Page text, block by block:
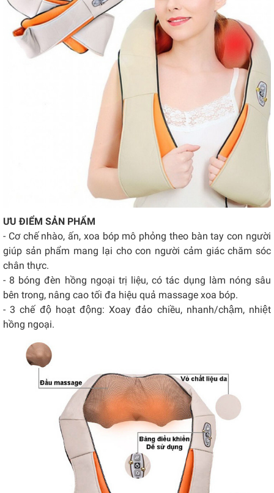
ƯU ĐIỂM SẢN PHẨM
- Cơ chế nhào, ấn, xoa bóp mô phỏng theo bàn tay con người
giúp sản phẩm mang lại cho con người cảm giác chăm sóc
chân thực.
- 8 bóng đèn hồng ngoại trị liệu, có tác dụng làm nóng sâu
bên trong, nâng cao tối đa hiệu quả massage xoa bóp.
- 3 chế độ hoạt động: Xoay đảo chiều, nhanh/chậm, nhiệt
hồng ngoại.